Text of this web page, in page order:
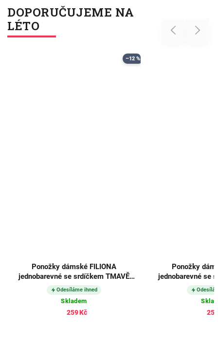
DOPORUČUJEME NA
LÉTO
Previous
–12 %
Ponožky dámské FILIONA
jednobarevné se srdíčkem TMAVĚ
ŠEDÉ (3 páry)
Odesíláme ihned
Skladem
259 Kč
Ponožky
jednobarevné se
ŠEDÉ
Next